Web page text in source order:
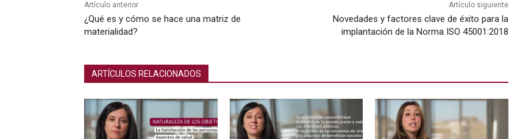
Artículo anterior
¿Qué es y cómo se hace una matriz de
materialidad?
Artículo siguiente
Novedades y factores clave de éxito para la
implantación de la Norma ISO 45001:2018
ARTÍCULOS RELACIONADOS